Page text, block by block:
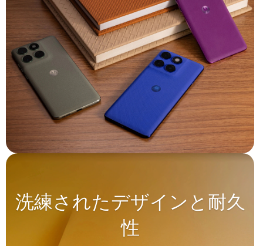
洗練されたデザインと耐久
性